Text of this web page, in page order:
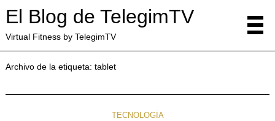
El Blog de TelegimTV
Virtual Fitness by TelegimTV
Archivo de la etiqueta: tablet
TECNOLOGÍA